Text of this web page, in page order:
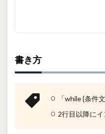
書き方
「while {条件
2行目以降に